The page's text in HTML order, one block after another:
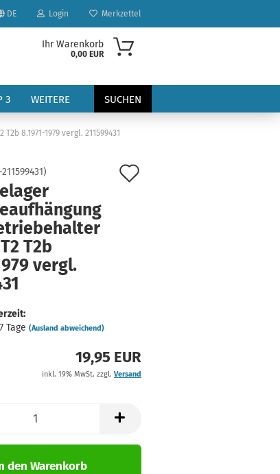
DE Login Merkzettel
Ihr Warenkorb
0,00 EUR
3 SUCHEN
WEITERE
8.1971-1979 vergl. 211599431
)
T2b
vergl.
Tage (Ausland abweichend)
19,95 EUR
inkl. 19% MwSt. zzgl. Versand
den Warenkorb